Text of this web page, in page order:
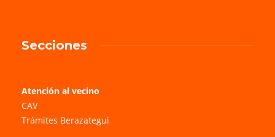
Secciones
Atención al vecino
CAV
Trámites Berazategui